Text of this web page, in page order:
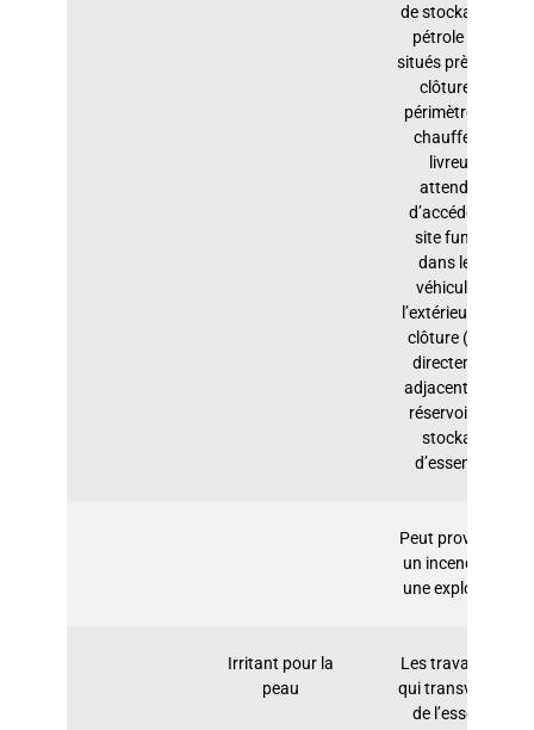
de stockage de
pétrole sont
situés près de la
clôture de
périmètre. Les
chauffeurs-
livreurs
attendant
d’accéder au
site fument
dans leurs
véhicules à
l’extérieur de la
clôture (mais
directement
adjacents aux
réservoirs de
stockage
d’essence).
Peut provoquer
un incendie ou
une explosion.
Irritant pour la
peau
Les travailleurs
qui transvasent
de l’essence